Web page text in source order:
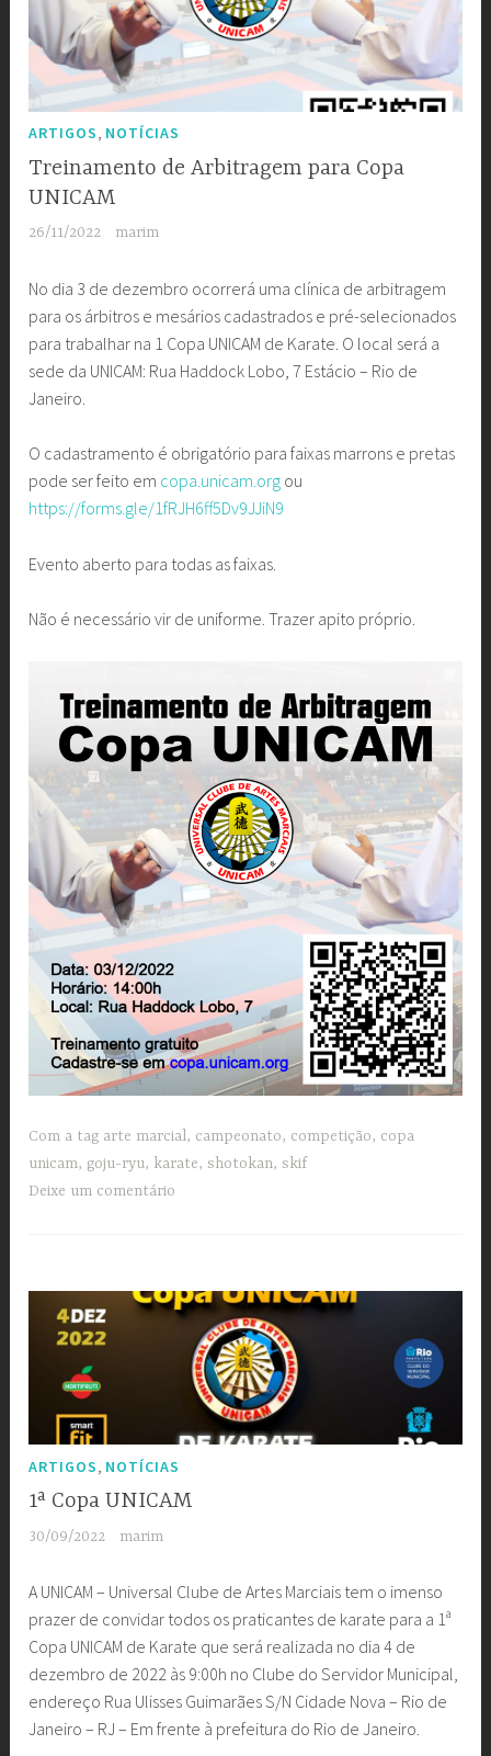
ARTIGOS, NOTÍCIAS
Treinamento de Arbitragem para Copa
UNICAM
26/11/2022 marim
No dia 3 de dezembro ocorrerá uma clínica de arbitragem
para os árbitros e mesários cadastrados e pré-selecionados
para trabalhar na 1 Copa UNICAM de Karate. O local será a
sede da UNICAM: Rua Haddock Lobo, 7 Estácio – Rio de
Janeiro.
O cadastramento é obrigatório para faixas marrons e pretas
pode ser feito em copa.unicam.org ou
https://forms.gle/1fRJH6ff5Dv9JJiN9
Evento aberto para todas as faixas.
Não é necessário vir de uniforme. Trazer apito próprio.
Com a tag arte marcial, campeonato, competição, copa
unicam, goju-ryu, karate,shotokan,skif
Deixe um comentário
ARTIGOS NOTÍCIAS
1ª Copa UNICAM
30/09/2022 marim
A UNICAM – Universal Clube de Artes Marciais tem o imenso
prazer de convidar todos os praticantes de karate para a 1ª
Copa UNICAM de Karate que será realizada no dia 4 de
dezembro de 2022 às 9:00h no Clube do Servidor Municipal,
endereço Rua Ulisses Guimarães S/N Cidade Nova – Rio de
Janeiro – RJ – Em frente à prefeitura do Rio de Janeiro.